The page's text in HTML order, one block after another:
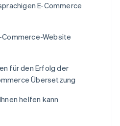
E-Commerce
Commerce-Website
für den Erfolg der
Übersetzung
helfen kann